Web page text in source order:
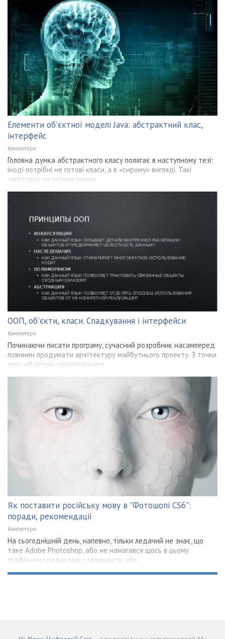
Елементи об'єктної моделі Java: абстрактний клас,
інтерфейс
Компютери
Головна думка абстрактного класу полягає в наступному тезі:
іноді потрібні не готові класи, а в «сирому» вигляді. Такі
заготовки не можна прямо
ООП, об'єкти, класи. Спадкування і інтерфейси
Компютери
Починаючи писати програму, сучасний розробник насамперед
повинен продумати архітектуру майбутнього проекту. З точки
зору об'єктно-орієнтованого
Як поставити російську мову в "Фотошопі CS6":
поради, рекомендації
Компютери
На сьогоднішній день, напевно, тільки ледачий не знає, що
таке Adobe Photoshop, або не намагався щось в цьому
графічному редакторі створювати або